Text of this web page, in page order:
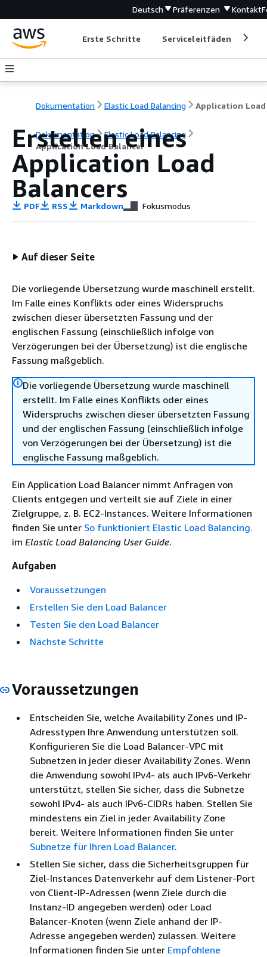
Deutsch Präferenzen Kontakt
Erste Schritte Serviceleitfäden
Dokumentation Elastic Load Balancing
Dokumentation
Elastic Load Balancing
Application Load Balancer
Erstellen eines
Application Load
Balancers
PDF RSS Markdown Fokusmodus
Auf dieser Seite
Die vorliegende Übersetzung wurde maschinell erstellt.
Im Falle eines Konflikts oder eines Widerspruchs
zwischen dieser übersetzten Fassung und der
englischen Fassung (einschließlich infolge von
Verzögerungen bei der Übersetzung) ist die englische
Fassung maßgeblich.
Die vorliegende Übersetzung wurde maschinell
erstellt. Im Falle eines Konflikts oder eines
Widerspruchs zwischen dieser übersetzten Fassung
und der englischen Fassung (einschließlich infolge
von Verzögerungen bei der Übersetzung) ist die
englische Fassung maßgeblich.
Ein Application Load Balancer nimmt Anfragen von
Clients entgegen und verteilt sie auf Ziele in einer
Zielgruppe, z. B. EC2-Instances. Weitere Informationen
finden Sie unter So funktioniert Elastic Load Balancing.
im Elastic Load Balancing User Guide.
Aufgaben
Voraussetzungen
Erstellen Sie den Load Balancer
Testen Sie den Load Balancer
Nächste Schritte
Voraussetzungen
Entscheiden Sie, welche Availability Zones und IP-
Adresstypen Ihre Anwendung unterstützen soll.
Konfigurieren Sie die Load Balancer-VPC mit
Subnetzen in jeder dieser Availability Zones. Wenn
die Anwendung sowohl IPv4- als auch IPv6-Verkehr
unterstützt, stellen Sie sicher, dass die Subnetze
sowohl IPv4- als auch IPv6-CIDRs haben. Stellen Sie
mindestens ein Ziel in jeder Availability Zone
bereit. Weitere Informationen finden Sie unter
Subnetze für Ihren Load Balancer.
Stellen Sie sicher, dass die Sicherheitsgruppen für
Ziel-Instances Datenverkehr auf dem Listener-Port
von Client-IP-Adressen (wenn Ziele durch die
Instanz-ID angegeben werden) oder Load
Balancer-Knoten (wenn Ziele anhand der IP-
Adresse angegeben werden) zulassen. Weitere
Informationen finden Sie unter Empfohlene